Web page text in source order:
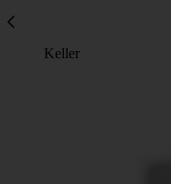
Keller